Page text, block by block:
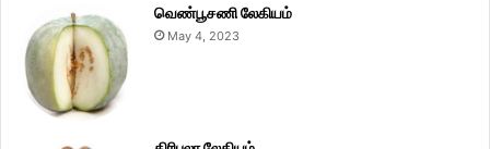
வெண்பூசணி லேகியம்
May 4, 2023